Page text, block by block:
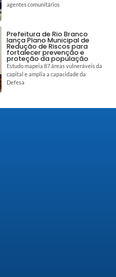
agentes comunitários
Prefeitura de Rio Branco
lança Plano Municipal de
Redução de Riscos para
fortalecer prevenção e
proteção da população
Estudo mapeia 87 áreas vulneráveis da
capital e amplia a capacidade da
Defesa